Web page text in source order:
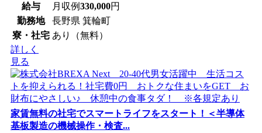
給与
月収例330,000円
勤務地
長野県 箕輪町
寮・社宅 あり（無料）
詳しく
見る
家賃無料の社宅でスマートライフをスタート！＜半導体
基板製造の機械操作・検査...